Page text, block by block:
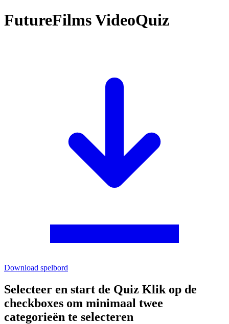
FutureFilms VideoQuiz
Download spelbord
Selecteer en start de Quiz Klik op de
checkboxes om minimaal twee
categorieën te selecteren